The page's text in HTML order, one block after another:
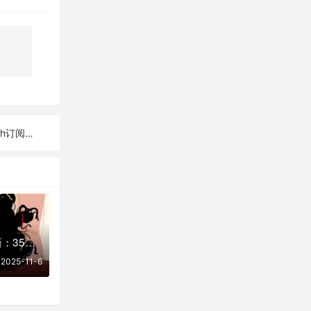
整理
11月06日实时更新：35条可用SSR/V2Ray/Clash节点
2025-11-6